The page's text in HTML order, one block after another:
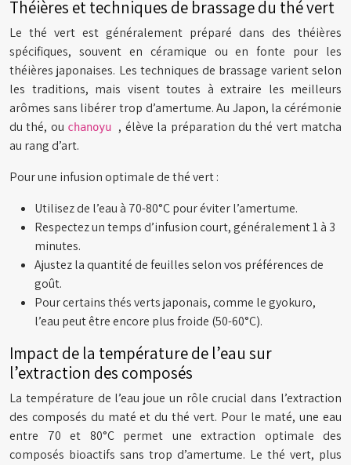
Théières et techniques de brassage du thé vert
Le thé vert est généralement préparé dans des théières
spécifiques, souvent en céramique ou en fonte pour les
théières japonaises. Les techniques de brassage varient selon
les traditions, mais visent toutes à extraire les meilleurs
arômes sans libérer trop d’amertume. Au Japon, la cérémonie
du thé, ou chanoyu , élève la préparation du thé vert matcha
au rang d’art.
Pour une infusion optimale de thé vert :
Utilisez de l’eau à 70-80°C pour éviter l’amertume.
Respectez un temps d’infusion court, généralement 1 à 3
minutes.
Ajustez la quantité de feuilles selon vos préférences de
goût.
Pour certains thés verts japonais, comme le gyokuro,
l’eau peut être encore plus froide (50-60°C).
Impact de la température de l’eau sur
l’extraction des composés
La température de l’eau joue un rôle crucial dans l’extraction
des composés du maté et du thé vert. Pour le maté, une eau
entre 70 et 80°C permet une extraction optimale des
composés bioactifs sans trop d’amertume. Le thé vert, plus